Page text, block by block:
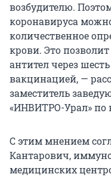
возбудителю.
коронавируса
количественное
крови. Это
антител через
вакцинацией, —
заместитель
«ИНВИТРО-Урал» по
С этим мнением
Кантарович,
медицинских